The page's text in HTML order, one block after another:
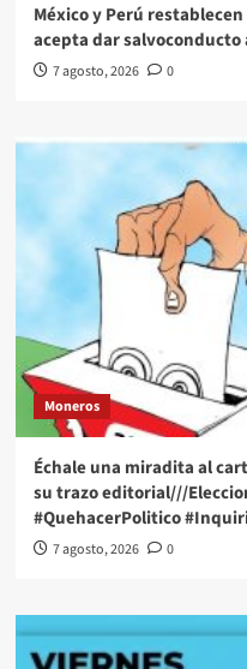
México y Perú
acepta dar salvoconducto
7 agosto, 2026 0
Moneros
Échale una miradita al
su trazo editorial///
#QuehacerPolitico
7 agosto, 2026 0